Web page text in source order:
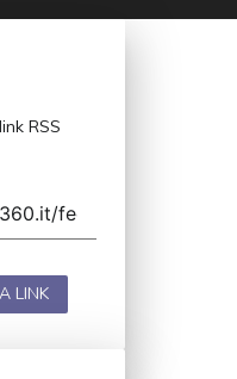
RSS
LINK